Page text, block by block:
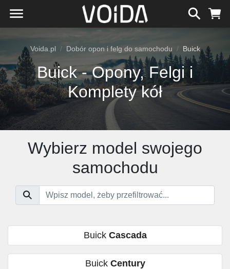
Voida.pl Dobór opon i felg do samochodu Buick
Buick - Opony, Felgi i
Komplety kół
Wybierz model swojego
samochodu
Buick Cascada
Buick Century